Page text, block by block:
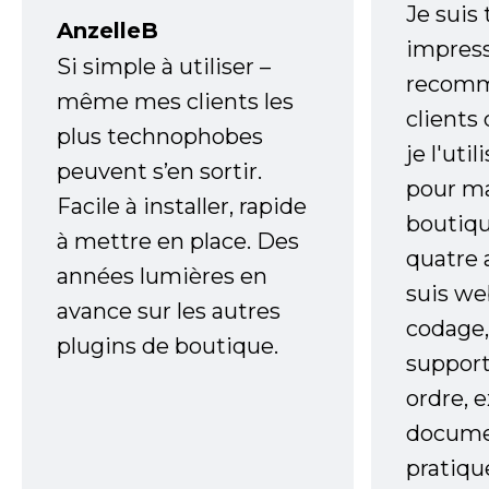
AnzelleB
Si simple à utiliser –
même mes clients les
plus technophobes
peuvent s’en sortir.
Facile à installer, rapide
à mettre en place. Des
années lumières en
avance sur les autres
plugins de boutique.
Je
clients
je
pour
quatre
suis
ordre,